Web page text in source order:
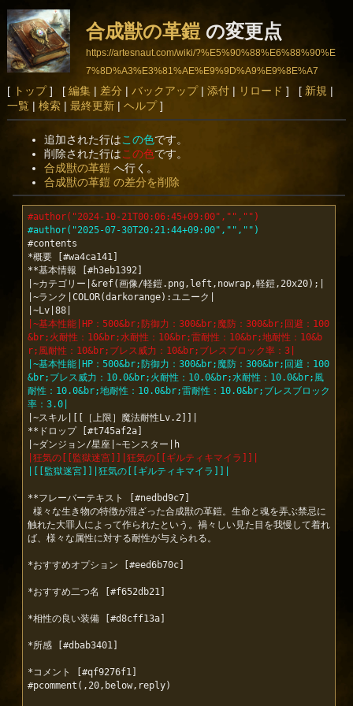
合成獣の革鎧の変更点
https://artesnaut.com/wiki/?%E5%90%88%E6%88%90%E
7%8D%A3%E3%81%AE%E9%9D%A9%E9%8E%A7
[ トップ] [ 編集| 差分 | バックアップ| 添付| リロード ] [ 新規 |
一覧| 検索| 最終更新| ヘルプ]
追加された行はこの色です。
削除された行はこの色です。
合成獣の革鎧 へ行く。
合成獣の革鎧 の差分を削除
#author("2024-10-21T00:06:45+09:00","","")
#author("2025-07-30T20:21:44+09:00","","")
#contents
*概要 [#wa4ca141]
**基本情報 [#h3eb1392]
|~カテゴリー|&ref(画像/軽鎧.png,left,nowrap,軽鎧,20x20);|
|~ランク|COLOR(darkorange):ユニーク|
|~基本性能|HP：500&br;防御力：300&br;魔防：300&br;回避：100
&br;火耐性：10&br;水耐性：10&br;雷耐性：10&br;地耐性：10&b
r;風耐性：10&br;ブレス威力：10&br;ブレスブロック率：3|
|~基本性能|HP：500&br;防御力：300&br;魔防：300&br;回避：100
&br;ブレス威力：10.0&br;火耐性：10.0&br;水耐性：10.0&br;風
耐性：10.0&br;地耐性：10.0&br;雷耐性：10.0&br;ブレスブロック
率：3.0|
|~スキル|[[［上限］魔法耐性Lv.2]]|
**ドロップ [#t745af2a]
|~ダンジョン/星座|~モンスター|h
|狂気の[[監獄迷宮]]|狂気の[[ギルティキマイラ]]|
|[[監獄迷宮]]|狂気の[[ギルティキマイラ]]|
**フレーバーテキスト [#nedbd9c7]
触れた大罪人によって作られたという。禍々しい見た目を我慢して着れ
ば、様々な属性に対する耐性が与えられる。
*おすすめオプション [#eed6b70c]
*おすすめ二つ名 [#f652db21]
*相性の良い装備 [#d8cff13a]
*所感 [#dbab3401]
*コメント [#qf9276f1]
#pcomment(,20,below,reply)